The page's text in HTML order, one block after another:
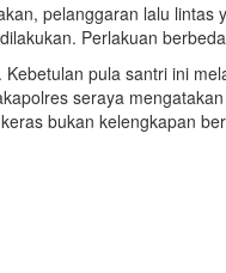
pelanggaran lalu
Perlakuan
Kebetulan pula santri ini
seraya
bukan kelengkapan